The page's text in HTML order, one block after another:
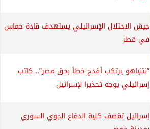
جيش الاحتلال الإسرائيلي يستهدف قادة حماس
في قطر
”نتنياهو يرتكب أفدح خطأ بحق مصر”.. كاتب
إسرائيلي يوجه تحذيرا لإسرائيل
إسرائيل تقصف كلية الدفاع الجوي السوري